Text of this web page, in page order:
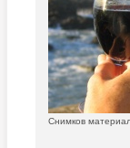
Снимков